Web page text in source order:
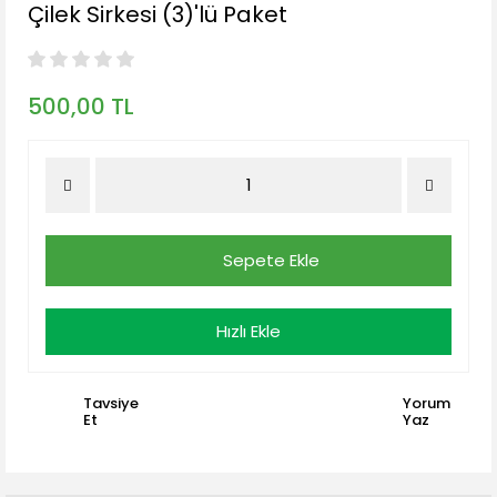
Çilek Sirkesi (3)'lü Paket
500,00 TL
Sepete Ekle
Hızlı Ekle
Tavsiye
Et
Yorum
Yaz